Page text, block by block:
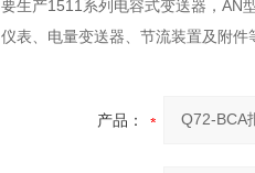
要生产1511系列电容式变送器，AN
仪表、电量变送器、节流装置及附件
产品：